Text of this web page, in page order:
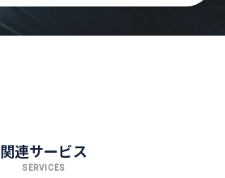
関連サービス
SERVICES